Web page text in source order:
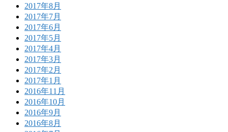
2017年8月
2017年7月
2017年6月
2017年5月
2017年4月
2017年3月
2017年2月
2017年1月
2016年11月
2016年10月
2016年9月
2016年8月